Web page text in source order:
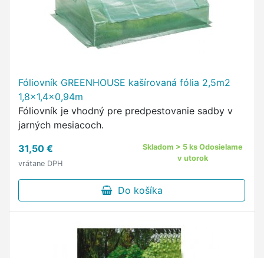
Fóliovník GREENHOUSE kašírovaná fólia 2,5m2
1,8x1,4x0,94m
Fóliovník je vhodný pre predpestovanie sadby v
jarných mesiacoch.
31,50 €
vrátane DPH
Skladom > 5 ks Odosielame
v utorok
Do košíka